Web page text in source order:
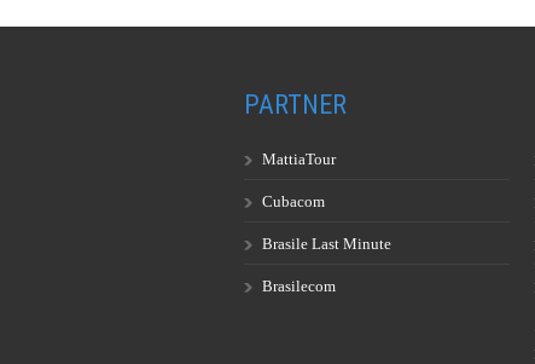
PARTNER
MattiaTour
Cubacom
Brasile Last Minute
Brasilecom